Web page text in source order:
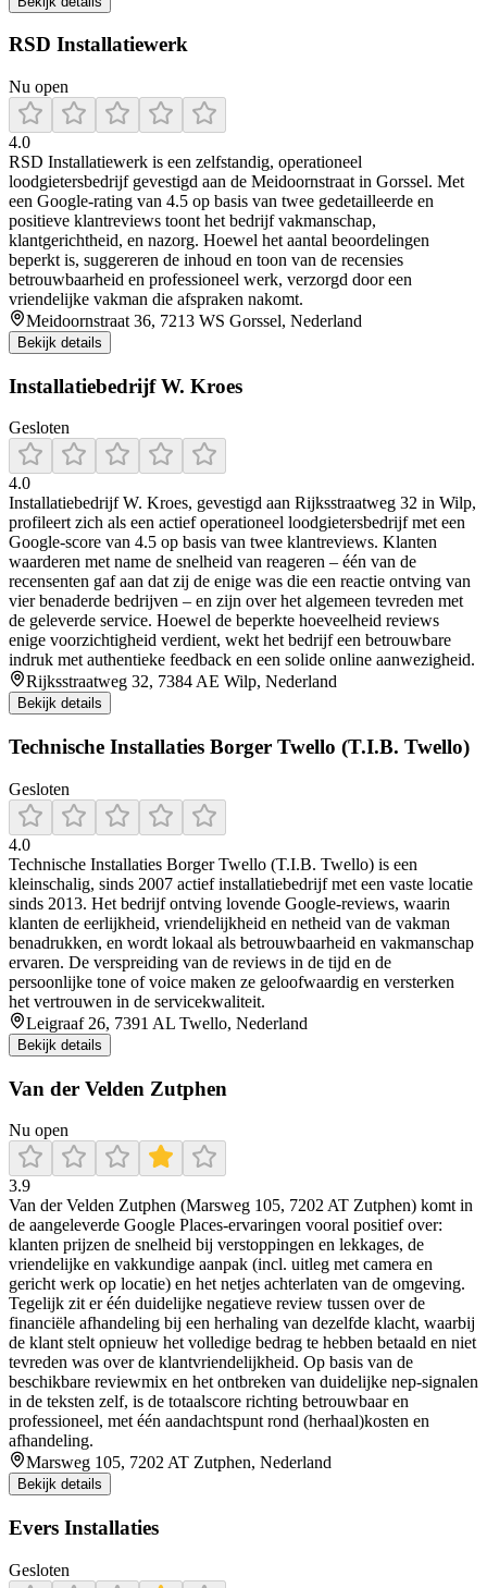
RSD Installatiewerk
Nu open
4.0
RSD Installatiewerk is een zelfstandig, operationeel
loodgietersbedrijf gevestigd aan de Meidoornstraat in Gorssel. Met
een Google-rating van 4.5 op basis van twee gedetailleerde en
positieve klantreviews toont het bedrijf vakmanschap,
klantgerichtheid, en nazorg. Hoewel het aantal beoordelingen
beperkt is, suggereren de inhoud en toon van de recensies
betrouwbaarheid en professioneel werk, verzorgd door een
vriendelijke vakman die afspraken nakomt.
Meidoornstraat 36, 7213 WS Gorssel, Nederland
Bekijk details
Installatiebedrijf W. Kroes
Gesloten
4.0
Installatiebedrijf W. Kroes, gevestigd aan Rijksstraatweg 32 in Wilp,
profileert zich als een actief operationeel loodgietersbedrijf met een
Google-score van 4.5 op basis van twee klantreviews. Klanten
waarderen met name de snelheid van reageren – één van de
recensenten gaf aan dat zij de enige was die een reactie ontving van
vier benaderde bedrijven – en zijn over het algemeen tevreden met
de geleverde service. Hoewel de beperkte hoeveelheid reviews
enige voorzichtigheid verdient, wekt het bedrijf een betrouwbare
indruk met authentieke feedback en een solide online aanwezigheid.
Rijksstraatweg 32, 7384 AE Wilp, Nederland
Bekijk details
Technische Installaties Borger Twello (T.I.B. Twello)
Gesloten
4.0
Technische Installaties Borger Twello (T.I.B. Twello) is een
kleinschalig, sinds 2007 actief installatiebedrijf met een vaste locatie
sinds 2013. Het bedrijf ontving lovende Google‑reviews, waarin
klanten de eerlijkheid, vriendelijkheid en netheid van de vakman
benadrukken, en wordt lokaal als betrouwbaarheid en vakmanschap
ervaren. De verspreiding van de reviews in de tijd en de
persoonlijke tone of voice maken ze geloofwaardig en versterken
het vertrouwen in de servicekwaliteit.
Leigraaf 26, 7391 AL Twello, Nederland
Bekijk details
Van der Velden Zutphen
Nu open
3.9
Van der Velden Zutphen (Marsweg 105, 7202 AT Zutphen) komt in
de aangeleverde Google Places-ervaringen vooral positief over:
klanten prijzen de snelheid bij verstoppingen en lekkages, de
vriendelijke en vakkundige aanpak (incl. uitleg met camera en
gericht werk op locatie) en het netjes achterlaten van de omgeving.
Tegelijk zit er één duidelijke negatieve review tussen over de
financiële afhandeling bij een herhaling van dezelfde klacht, waarbij
de klant stelt opnieuw het volledige bedrag te hebben betaald en niet
tevreden was over de klantvriendelijkheid. Op basis van de
beschikbare reviewmix en het ontbreken van duidelijke nep-signalen
in de teksten zelf, is de totaalscore richting betrouwbaar en
professioneel, met één aandachtspunt rond (herhaal)kosten en
afhandeling.
Marsweg 105, 7202 AT Zutphen, Nederland
Bekijk details
Evers Installaties
Gesloten